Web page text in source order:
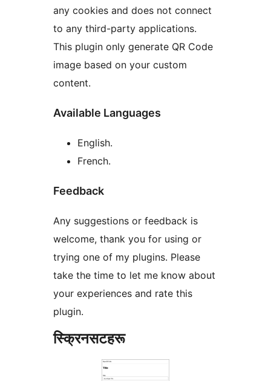
any cookies and does not connect
to any third-party applications.
This plugin only generate QR Code
image based on your custom
content.
Available Languages
English.
French.
Feedback
Any suggestions or feedback is
welcome, thank you for using or
trying one of my plugins. Please
take the time to let me know about
your experiences and rate this
plugin.
स्क्रिनसटहरू